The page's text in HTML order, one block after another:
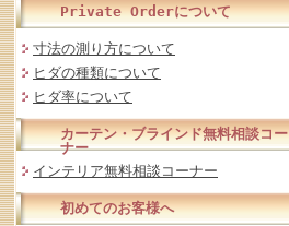
Private Orderについて
寸法の測り方について
ヒダの種類について
ヒダ率について
カーテン・ブラインド無料相談コー
ナー
インテリア無料相談コーナー
初めてのお客様へ